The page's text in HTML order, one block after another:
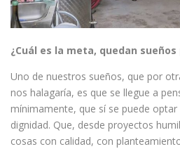
¿Cuál es la meta, quedan
Uno de nuestros sueños, que por
nos halagaría, es que se llegue a
mínimamente, que sí se puede
dignidad. Que, desde proyectos
cosas con calidad, con